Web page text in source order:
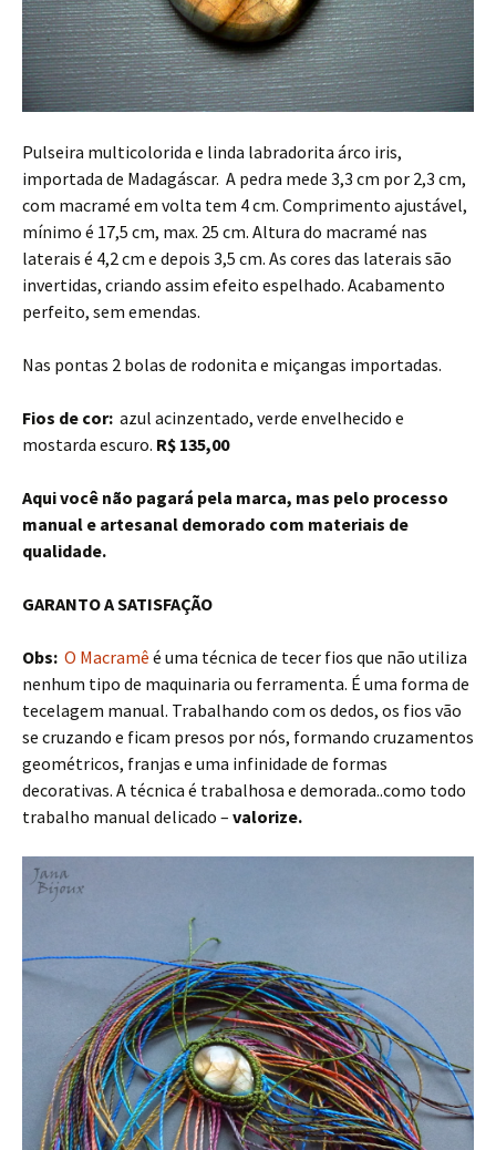
Pulseira multicolorida e linda labradorita árco iris,
importada de Madagáscar. A pedra mede 3,3 cm por 2,3 cm,
com macramé em volta tem 4 cm. Comprimento ajustável,
mínimo é 17,5 cm, max. 25 cm. Altura do macramé nas
laterais é 4,2 cm e depois 3,5 cm. As cores das laterais são
invertidas, criando assim efeito espelhado. Acabamento
perfeito, sem emendas.
Nas pontas 2 bolas de rodonita e miçangas importadas.
Fios de cor: azul acinzentado, verde envelhecido e
mostarda escuro. R$ 135,00
Aqui você não pagará pela marca, mas pelo processo
manual e artesanal demorado com materiais de
qualidade.
GARANTO A SATISFAÇÃO
Obs: O Macramê é uma técnica de tecer fios que não utiliza
nenhum tipo de maquinaria ou ferramenta. É uma forma de
tecelagem manual. Trabalhando com os dedos, os fios vão
se cruzando e ficam presos por nós, formando cruzamentos
geométricos, franjas e uma infinidade de formas
decorativas. A técnica é trabalhosa e demorada..como todo
trabalho manual delicado – valorize.